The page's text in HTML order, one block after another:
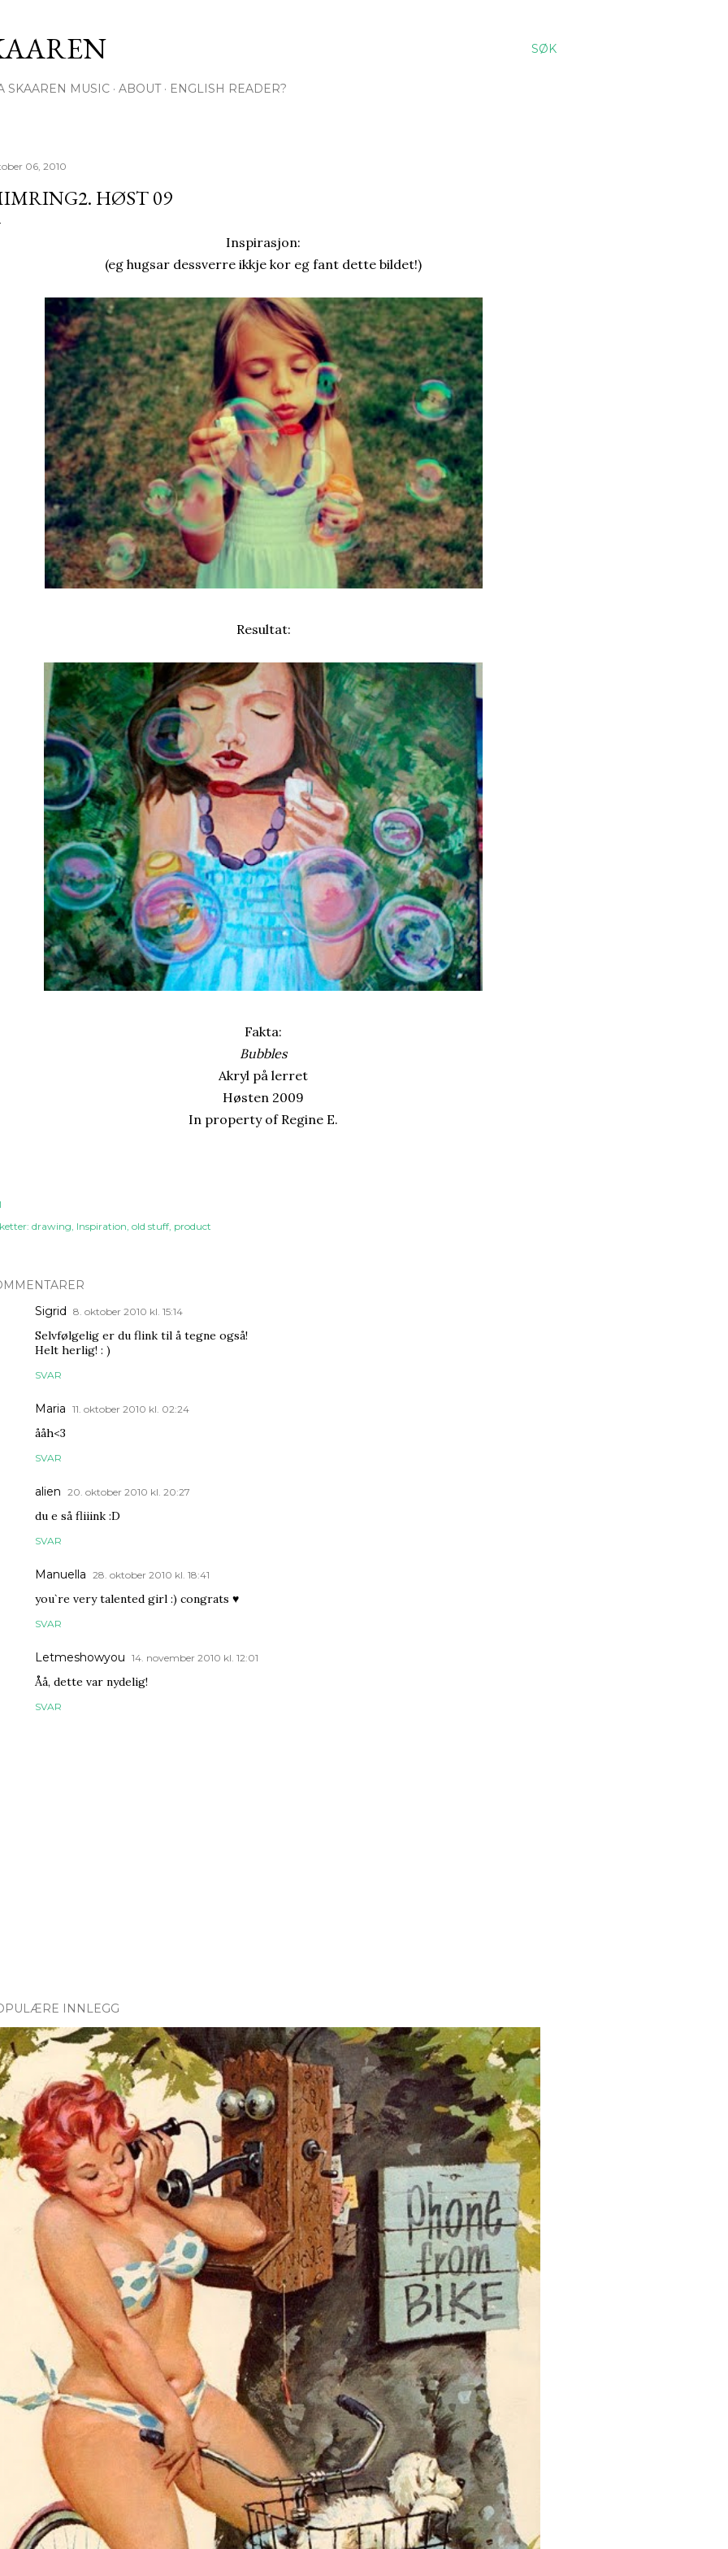
SØK
SKAAREN MUSIC ABOUT ENGLISH READER?
06, 2010
HØST 09
Inspirasjon:
(eg hugsar dessverre ikkje kor eg fant dette bildet!)
Resultat:
Fakta:
Bubbles
Akryl på lerret
Høsten 2009
In property of Regine E.
drawing Inspiration old stuff product
Sigrid 8. oktober 2010 kl. 15:14
Selvfølgelig er du flink til å tegne også!
Helt herlig! : )
SVAR
Maria 11. oktober 2010 kl. 02:24
ååh<3
SVAR
alien 20. oktober 2010 kl. 20:27
du e så fliiink :D
SVAR
Manuella 28. oktober 2010 kl. 18:41
you`re very talented girl :) congrats ♥
SVAR
Letmeshowyou 14. november 2010 kl. 12:01
Åå, dette var nydelig!
SVAR
INNLEGG